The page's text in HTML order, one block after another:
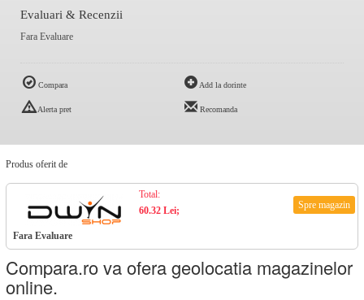
Evaluari & Recenzii
Fara Evaluare
Compara Add la dorinte
Alerta pret Recomanda
Produs oferit de
Fara Evaluare
Spre magazin
Total:
60.32 Lei;
Compara.ro va ofera geolocatia magazinelor
online.